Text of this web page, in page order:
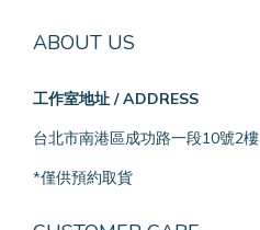
ABOUT US
工作室地址 / ADDRESS
台北市南港區成功路一段10號2樓
*僅供預約取貨